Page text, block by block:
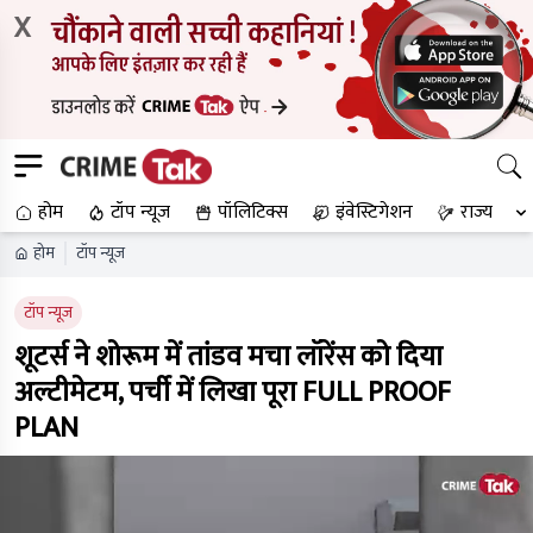
X
होम टॉप न्यूज पॉलिटिक्स इंवेस्टिगेशन राज्य
होम टॉप न्यूज
टॉप न्यूज
शूटर्स ने शोरूम में तांडव मचा लॉरेंस को दिया
अल्टीमेटम, पर्ची में लिखा पूरा FULL PROOF
PLAN